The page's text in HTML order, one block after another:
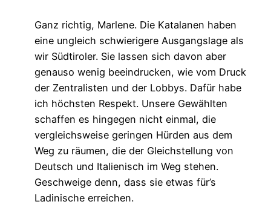
Ganz richtig, Marlene. Die Katalanen haben
eine ungleich schwierigere Ausgangslage als
wir Südtiroler. Sie lassen sich davon aber
genauso wenig beeindrucken, wie vom Druck
der Zentralisten und der Lobbys. Dafür habe
ich höchsten Respekt. Unsere Gewählten
schaffen es hingegen nicht einmal, die
vergleichsweise geringen Hürden aus dem
Weg zu räumen, die der Gleichstellung von
Deutsch und Italienisch im Weg stehen.
Geschweige denn, dass sie etwas für’s
Ladinische erreichen.